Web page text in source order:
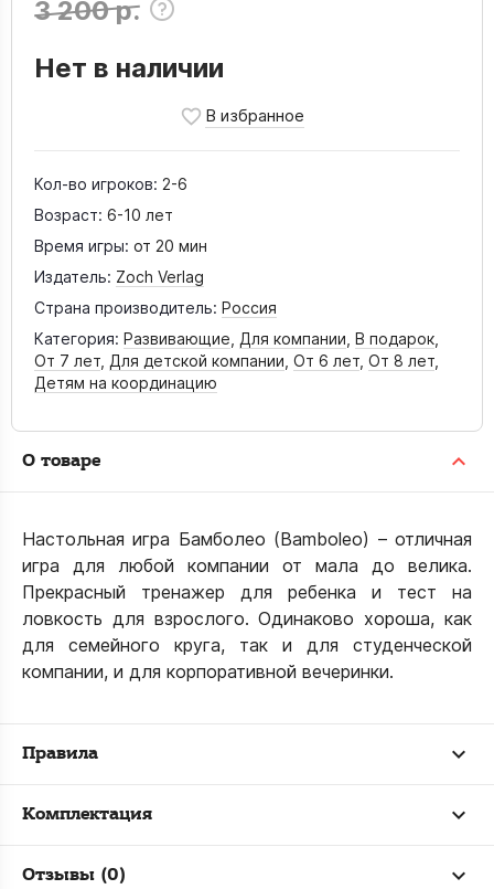
3 200 р.
Нет в наличии
Кол-во игроков: 2-6
Возраст: 6-10 лет
Время игры: от 20 мин
Издатель: Zoch Verlag
Страна производитель: Россия
Категория: Развивающие Для компании В подарок
От 7 лет Для детской компании От 6 лет От 8 лет
Детям на координацию
О товаре
Настольная игра Бамболео (Bamboleo) – отличная
игра для любой компании от мала до велика.
Прекрасный тренажер для ребенка и тест на
ловкость для взрослого. Одинаково хороша, как
для семейного круга, так и для студенческой
компании, и для корпоративной вечеринки.
Правила
Комплектация
Отзывы (0)